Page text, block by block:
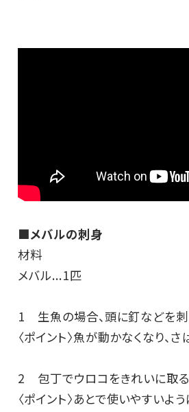
■メバルの刺身
材料
メバル...1匹
1 生魚の場合、頭に釘などを刺
〈ポイント〉魚が動かなくなり、さ
2 包丁でウロコをきれいに取る
〈ポイント〉あとで使いやすいよ